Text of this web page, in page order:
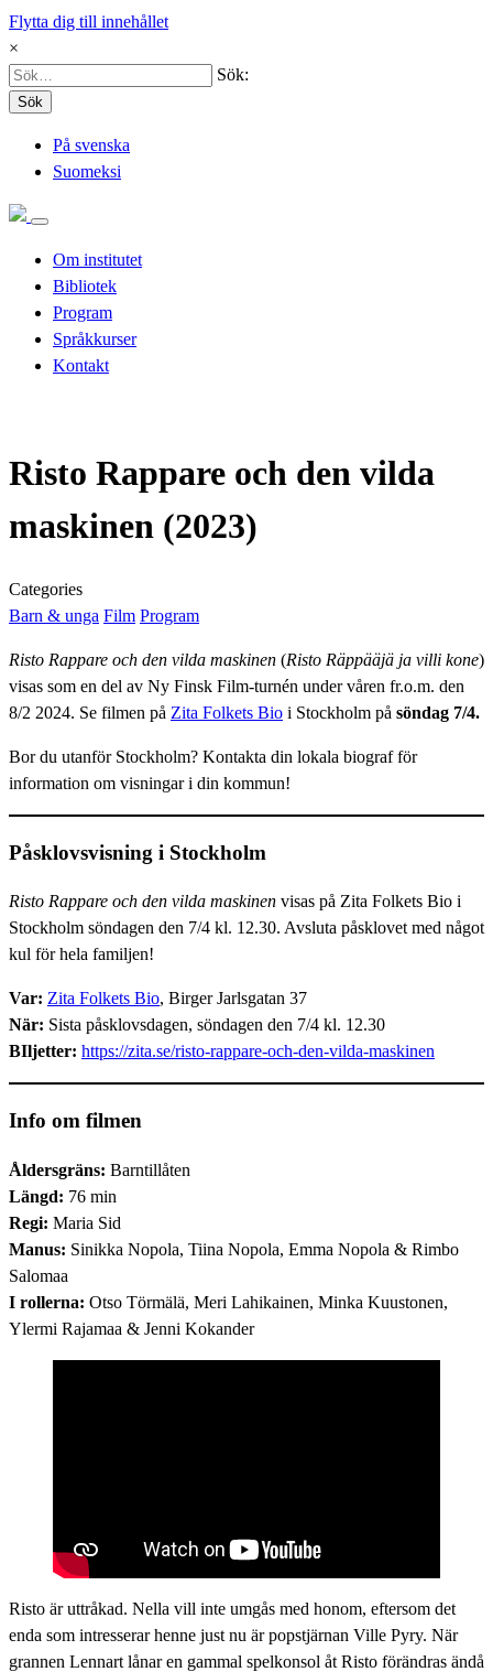
Flytta dig till innehållet
×
Sök:
Sök
På svenska
Suomeksi
Om institutet
Bibliotek
Program
Språkkurser
Kontakt
Risto Rappare och den vilda
maskinen (2023)
Categories
Barn & unga Film Program
Risto Rappare och den vilda maskinen (Risto Räppääjä ja villi kone)
visas som en del av Ny Finsk Film-turnén under våren fr.o.m. den
8/2 2024. Se filmen på Zita Folkets Bio i Stockholm på söndag 7/4.
Bor du utanför Stockholm? Kontakta din lokala biograf för
information om visningar i din kommun!
Påsklovsvisning i Stockholm
Risto Rappare och den vilda maskinen visas på Zita Folkets Bio i
Stockholm söndagen den 7/4 kl. 12.30. Avsluta påsklovet med något
kul för hela familjen!
Var: Zita Folkets Bio, Birger Jarlsgatan 37
När: Sista påsklovsdagen, söndagen den 7/4 kl. 12.30
BIljetter: https://zita.se/risto-rappare-och-den-vilda-maskinen
Info om filmen
Åldersgräns: Barntillåten
Längd: 76 min
Regi: Maria Sid
Manus: Sinikka Nopola, Tiina Nopola, Emma Nopola & Rimbo
Salomaa
I rollerna: Otso Törmälä, Meri Lahikainen, Minka Kuustonen,
Ylermi Rajamaa & Jenni Kokander
Risto är uttråkad. Nella vill inte umgås med honom, eftersom det
enda som intresserar henne just nu är popstjärnan Ville Pyry. När
grannen Lennart lånar en gammal spelkonsol åt Risto förändras ändå